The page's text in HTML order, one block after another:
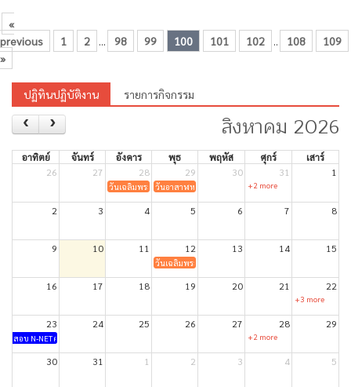
«
previous
1 2 ... 98 99 100 101 102 .. 108
109
»
ปฏิทินปฏิบัติงาน รายการกิจกรรม
สิงหาคม 2026
อาทิตย์ จันทร์ อังคาร พุธ พฤหัส ศุกร์
เสาร์
26
27 28 29 30 31 1
วันเฉลิมพระชนมพรรษา สมเด็จพระเจ้าอยู่หัวมหาวชิราลงกรณ บดินทร
วันอาสาฬหบูชา +2 more
2 3 4 5 6 7 8
9 10 11 12 13 14 15
วันเฉลิมพระชนมพรรษาสมเด็จพระนางเจ้าสิริกิติ์ พระ
16 17 18 19 20 21 22
+3 more
23 24 25 26 27 28 29
สอบ N-NET ครั้งที่ 1/2569 +2 more
30 31 1 2 3 4 5